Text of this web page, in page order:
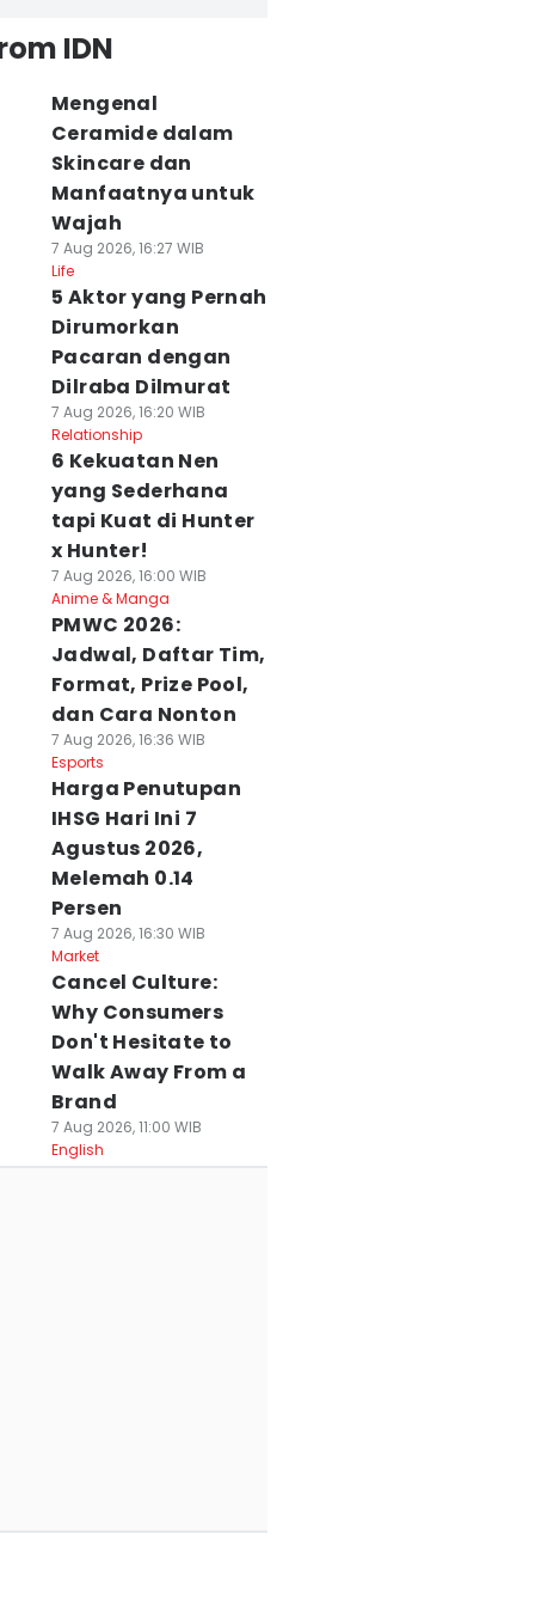
IDN
Mengenal
Ceramide dalam
Skincare dan
Manfaatnya untuk
Wajah
7 Aug 2026, 16:27 WIB
Life
5 Aktor yang Pernah
Dirumorkan
Pacaran dengan
Dilraba Dilmurat
7 Aug 2026, 16:20 WIB
Relationship
6 Kekuatan Nen
yang Sederhana
tapi Kuat di Hunter
x Hunter!
7 Aug 2026, 16:00 WIB
Anime & Manga
PMWC 2026:
Jadwal, Daftar Tim,
Format, Prize Pool,
dan Cara Nonton
7 Aug 2026, 16:36 WIB
Esports
Harga Penutupan
IHSG Hari Ini 7
Agustus 2026,
Melemah 0.14
Persen
7 Aug 2026, 16:30 WIB
Market
Cancel Culture:
Why Consumers
Don't Hesitate to
Walk Away From a
Brand
7 Aug 2026, 11:00 WIB
English